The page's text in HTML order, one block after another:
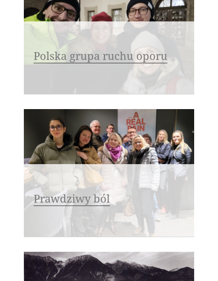
Polska grupa ruchu oporu
Prawdziwy ból